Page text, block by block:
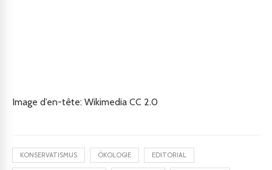
Image d’en-tête: Wikimedia CC 2.0
KONSERVATISMUS ÖKOLOGIE EDITORIAL